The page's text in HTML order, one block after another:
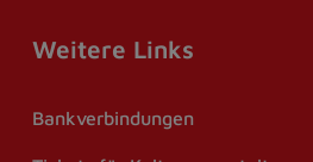
Weitere Links
Bankverbindungen